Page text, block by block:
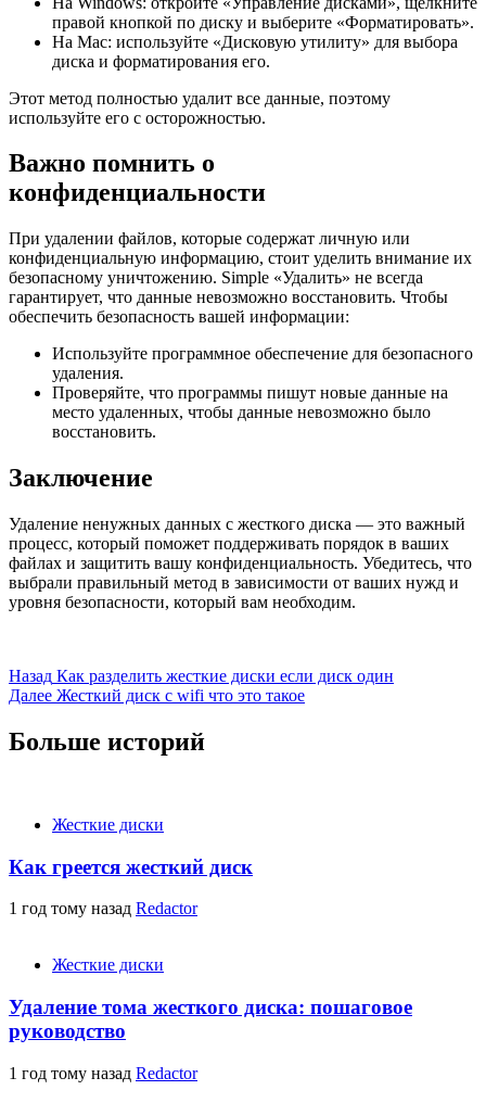
правой кнопкой по диску и выберите «Форматировать».
На Mac: используйте «Дисковую утилиту» для выбора
диска и форматирования его.
Этот метод полностью удалит все данные, поэтому
используйте его с осторожностью.
Важно помнить о
конфиденциальности
При удалении файлов, которые содержат личную или
конфиденциальную информацию, стоит уделить внимание их
безопасному уничтожению. Simple «Удалить» не всегда
гарантирует, что данные невозможно восстановить. Чтобы
обеспечить безопасность вашей информации:
Используйте программное обеспечение для безопасного
удаления.
Проверяйте, что программы пишут новые данные на
место удаленных, чтобы данные невозможно было
восстановить.
Заключение
Удаление ненужных данных с жесткого диска — это важный
процесс, который поможет поддерживать порядок в ваших
файлах и защитить вашу конфиденциальность. Убедитесь, что
выбрали правильный метод в зависимости от ваших нужд и
уровня безопасности, который вам необходим.
Продолжить
чтение
Назад Как разделить жесткие диски если диск один
Далее Жесткий диск с wifi что это такое
Больше историй
Жесткие диски
Как греется жесткий диск
1 год тому назад Redactor
Жесткие диски
Удаление тома жесткого диска: пошаговое
руководство
1 год тому назад Redactor